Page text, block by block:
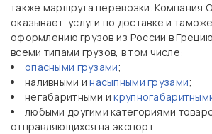
также маршрута перевозки. Компания
оказывает услуги по доставке и
оформлению грузов из России в
всеми типами грузов, в том числе:
опасными грузами;
наливными инасыпными грузами;
негабаритными и
любыми другими категориями
отправляющихся на экспорт.